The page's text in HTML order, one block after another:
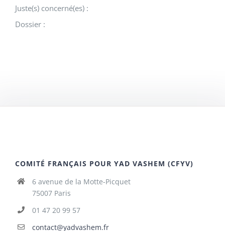
Juste(s) concerné(es) :
Dossier :
COMITÉ FRANÇAIS POUR YAD VASHEM (CFYV)
6 avenue de la Motte-Picquet
75007 Paris
01 47 20 99 57
contact@yadvashem.fr